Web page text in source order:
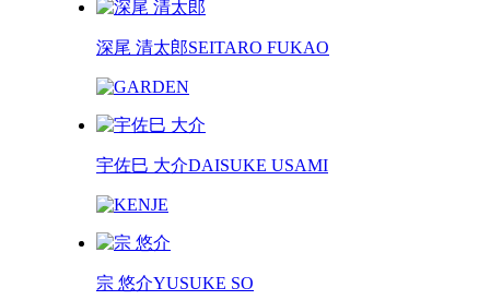
深尾 清太郎SEITARO FUKAO
宇佐巳 大介DAISUKE USAMI
宗 悠介YUSUKE SO